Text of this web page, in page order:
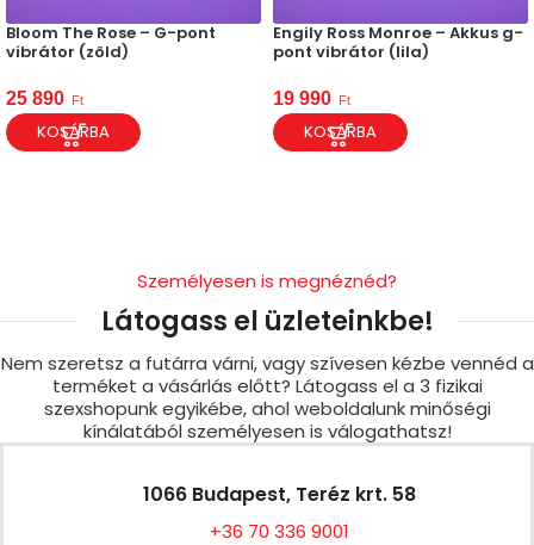
Bloom The Rose – G-pont
vibrátor (zöld)
25 890 Ft
KOSÁRBA
Engily Ross Monroe – Akkus g-
pont vibrátor (lila)
19 990 Ft
KOSÁRBA
Személyesen is megnéznéd?
Látogass el üzleteinkbe!
Nem szeretsz a futárra várni, vagy szívesen kézbe vennéd a
terméket a vásárlás előtt? Látogass el a 3 fizikai
szexshopunk egyikébe, ahol weboldalunk minőségi
kínálatából személyesen is válogathatsz!
1066 Budapest, Teréz krt. 58
+36 70 336 9001